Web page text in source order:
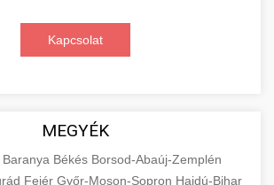
Kapcsolat
MEGYÉK
Baranya Békés Borsod-Abaúj-Zemplén
Fejér Győr-Moson-Sopron Hajdú-Bihar